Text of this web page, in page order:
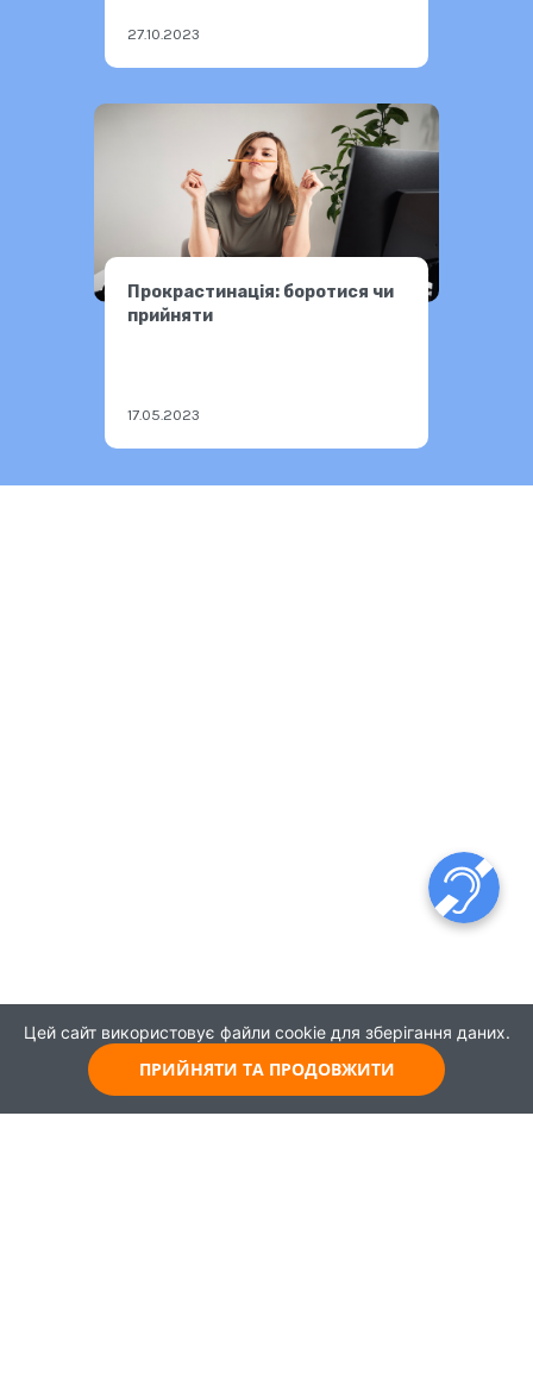
27.10.2023
Прокрастинація: боротися чи
прийняти
17.05.2023
Цей сайт використовує файли cookie для зберігання даних.
ПРИЙНЯТИ ТА ПРОДОВЖИТИ